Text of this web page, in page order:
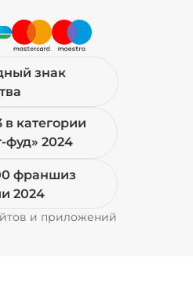
знак
категории
фуд» 2024
франшиз
2024
и приложений
Pyrobyte